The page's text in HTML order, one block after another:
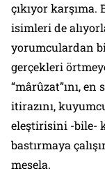
çıkıyor karşıma.
isimleri de
yorumculardan
gerçekleri
“mârûzat”ını, en
itirazını,
eleştirisini -bile-
bastırmaya
mesela.